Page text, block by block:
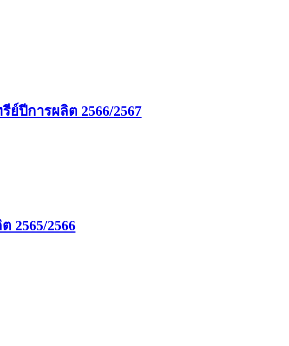
ปีการผลิต 2566/2567
2565/2566